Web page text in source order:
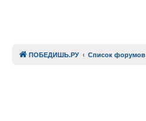
ПОБЕДИШЬ.РУ Список форумов